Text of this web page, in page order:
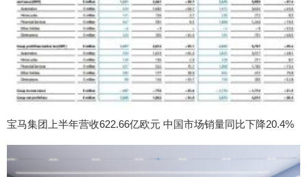
宝马集团上半年营收622.66亿欧元 中国市场销量同比下降20.4%